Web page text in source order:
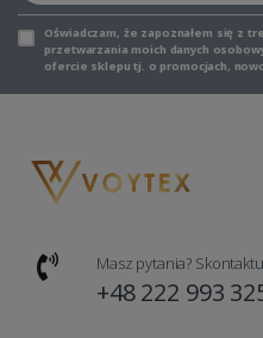
Oświadczam, że zapoznałem się z
przetwarzania moich danych
ofercie sklepu tj. o promocjach,
Masz pytania?
+48 222 993